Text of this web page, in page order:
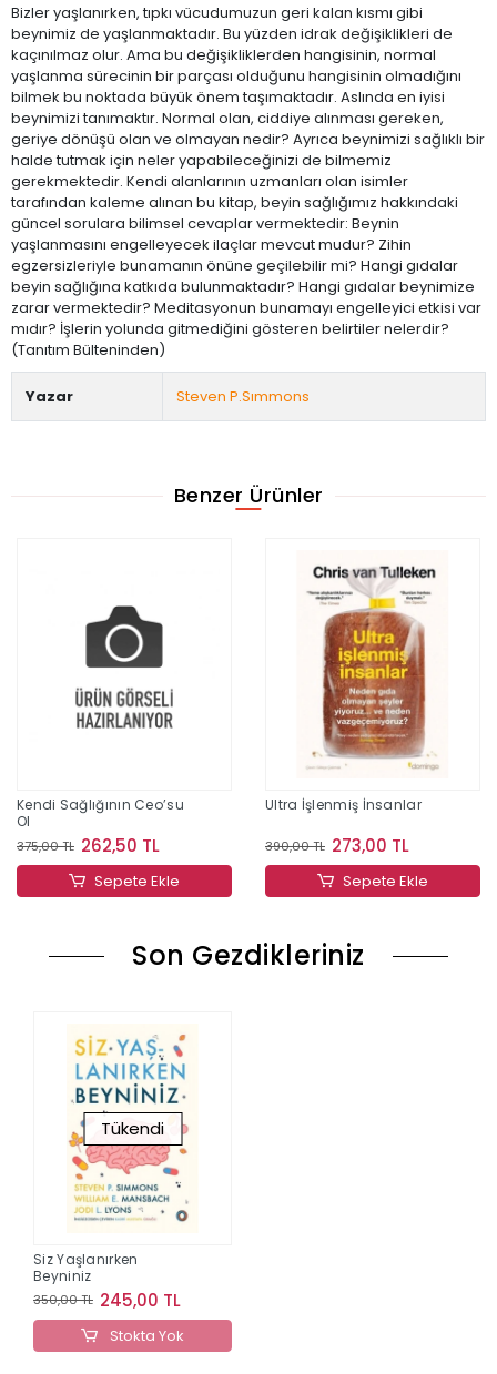
Bizler yaşlanırken, tıpkı vücudumuzun geri kalan kısmı gibi
beynimiz de yaşlanmaktadır. Bu yüzden idrak değişiklikleri de
kaçınılmaz olur. Ama bu değişikliklerden hangisinin, normal
yaşlanma sürecinin bir parçası olduğunu hangisinin olmadığını
bilmek bu noktada büyük önem taşımaktadır. Aslında en iyisi
beynimizi tanımaktır. Normal olan, ciddiye alınması gereken,
geriye dönüşü olan ve olmayan nedir? Ayrıca beynimizi sağlıklı bir
halde tutmak için neler yapabileceğinizi de bilmemiz
gerekmektedir. Kendi alanlarının uzmanları olan isimler
tarafından kaleme alınan bu kitap, beyin sağlığımız hakkındaki
güncel sorulara bilimsel cevaplar vermektedir: Beynin
yaşlanmasını engelleyecek ilaçlar mevcut mudur? Zihin
egzersizleriyle bunamanın önüne geçilebilir mi? Hangi gıdalar
beyin sağlığına katkıda bulunmaktadır? Hangi gıdalar beynimize
zarar vermektedir? Meditasyonun bunamayı engelleyici etkisi var
mıdır? İşlerin yolunda gitmediğini gösteren belirtiler nelerdir?
(Tanıtım Bülteninden)
Yazar Steven P.Sımmons
Benzer Ürünler
Kendi Sağlığının Ceo’su
Ol
375,00 TL 262,50 TL
Sepete Ekle
Ultra İşlenmiş İnsanlar
390,00 TL 273,00 TL
Sepete Ekle
Son Gezdikleriniz
Tükendi
Siz Yaşlanırken
Beyniniz
350,00 TL 245,00 TL
Stokta Yok